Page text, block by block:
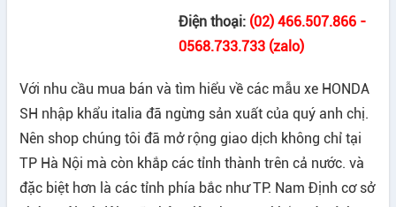
Điện thoại: (02) 466.507.866 -
0568.733.733 (zalo)
Với nhu cầu mua bán và tìm hiểu về các mẫu xe HONDA
SH nhập khẩu italia đã ngừng sản xuất của quý anh chị.
Nên shop chúng tôi đã mở rộng giao dịch không chỉ tại
TP Hà Nội mà còn khắp các tỉnh thành trên cả nước. và
đặc biệt hơn là các tỉnh phía bắc như TP. Nam Định cơ sở